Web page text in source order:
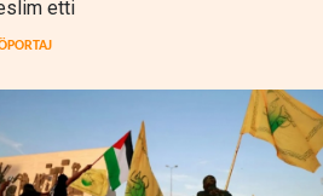
Foreign Affairs: ABD
Ortadoğu'dan elini çekmeli
etti